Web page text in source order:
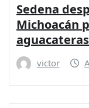
Sedena
Michoacán
aguacateras
victor